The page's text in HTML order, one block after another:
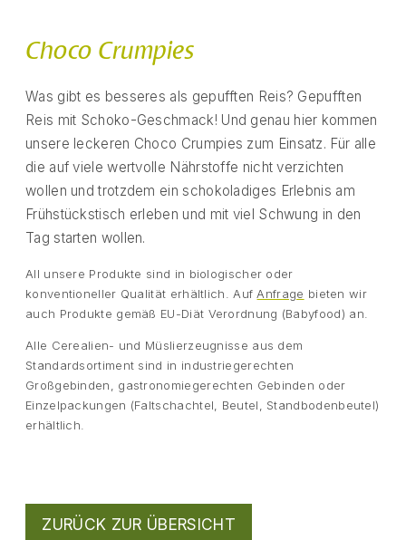
Choco Crumpies
Was gibt es besseres als gepufften Reis? Gepufften
Reis mit Schoko-Geschmack! Und genau hier kommen
unsere leckeren Choco Crumpies zum Einsatz. Für alle
die auf viele wertvolle Nährstoffe nicht verzichten
wollen und trotzdem ein schokoladiges Erlebnis am
Frühstückstisch erleben und mit viel Schwung in den
Tag starten wollen.
All unsere Produkte sind in biologischer oder
konventioneller Qualität erhältlich. Auf Anfrage bieten wir
auch Produkte gemäß EU-Diät Verordnung (Babyfood) an.
Alle Cerealien- und Müslierzeugnisse aus dem
Standardsortiment sind in industriegerechten
Großgebinden, gastronomiegerechten Gebinden oder
Einzelpackungen (Faltschachtel, Beutel, Standbodenbeutel)
erhältlich.
ZURÜCK ZUR ÜBERSICHT